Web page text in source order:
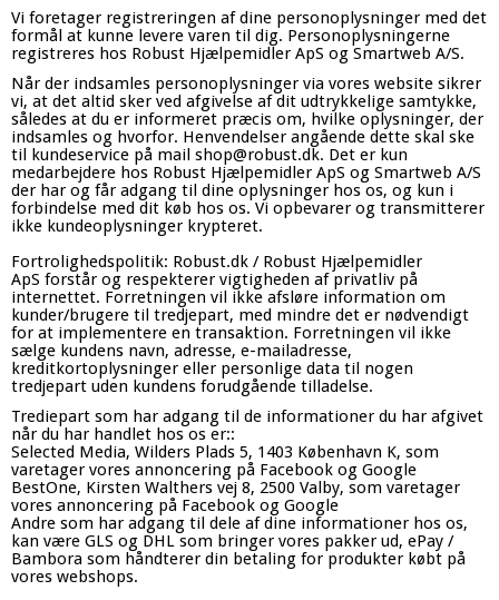
Vi foretager registreringen af dine personoplysninger med det
formål at kunne levere varen til dig. Personoplysningerne
registreres hos Robust Hjælpemidler ApS og Smartweb A/S.
Når der indsamles personoplysninger via vores website sikrer
vi, at det altid sker ved afgivelse af dit udtrykkelige samtykke,
således at du er informeret præcis om, hvilke oplysninger, der
indsamles og hvorfor. Henvendelser angående dette skal ske
til kundeservice på mail shop@robust.dk. Det er kun
medarbejdere hos Robust Hjælpemidler ApS og Smartweb A/S
der har og får adgang til dine oplysninger hos os, og kun i
forbindelse med dit køb hos os. Vi opbevarer og transmitterer
ikke kundeoplysninger krypteret.
Fortrolighedspolitik: Robust.dk / Robust Hjælpemidler
ApS forstår og respekterer vigtigheden af privatliv på
internettet. Forretningen vil ikke afsløre information om
kunder/brugere til tredjepart, med mindre det er nødvendigt
for at implementere en transaktion. Forretningen vil ikke
sælge kundens navn, adresse, e-mailadresse,
kreditkortoplysninger eller personlige data til nogen
tredjepart uden kundens forudgående tilladelse.
Trediepart som har adgang til de informationer du har afgivet
når du har handlet hos os er::
Selected Media, Wilders Plads 5, 1403 København K, som
varetager vores annoncering på Facebook og Google
BestOne, Kirsten Walthers vej 8, 2500 Valby, som varetager
vores annoncering på Facebook og Google
Andre som har adgang til dele af dine informationer hos os,
kan være GLS og DHL som bringer vores pakker ud, ePay /
Bambora som håndterer din betaling for produkter købt på
vores webshops.